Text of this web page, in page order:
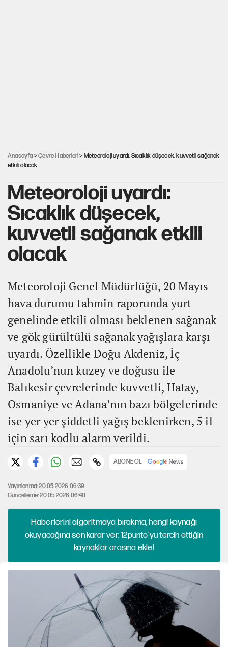
Anasayfa >Çevre Haberleri> Meteoroloji uyardı: Sıcaklık düşecek, kuvvetli sağanak
etkili olacak
Meteoroloji uyardı:
Sıcaklık düşecek,
kuvvetli sağanak etkili
olacak
Meteoroloji Genel Müdürlüğü, 20 Mayıs
hava durumu tahmin raporunda yurt
genelinde etkili olması beklenen sağanak
ve gök gürültülü sağanak yağışlara karşı
uyardı. Özellikle Doğu Akdeniz, İç
Anadolu’nun kuzey ve doğusu ile
Balıkesir çevrelerinde kuvvetli, Hatay,
Osmaniye ve Adana’nın bazı bölgelerinde
ise yer yer şiddetli yağış beklenirken, 5 il
için sarı kodlu alarm verildi.
ABONE OL
Yayınlanma: 20.05.2026 06:39
Güncelleme: 20.05.2026 06:40
Haberlerini algoritmaya bırakma, hangi kaynağı
okuyacağına sen karar ver. 12punto'yu tercih ettiğin
kaynaklar arasına ekle!